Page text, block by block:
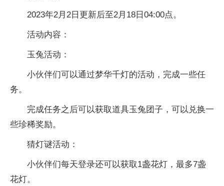
2023年2月2日更新后至2月18日04:00点。
活动内容：
玉兔活动：
小伙伴们可以通过梦华千灯的活动，完成一些任
务。
完成任务之后可以获取道具玉兔团子，可以兑换一
些珍稀奖励。
猜灯谜活动：
小伙伴们每天登录还可以获取1盏花灯，最多7盏
花灯。